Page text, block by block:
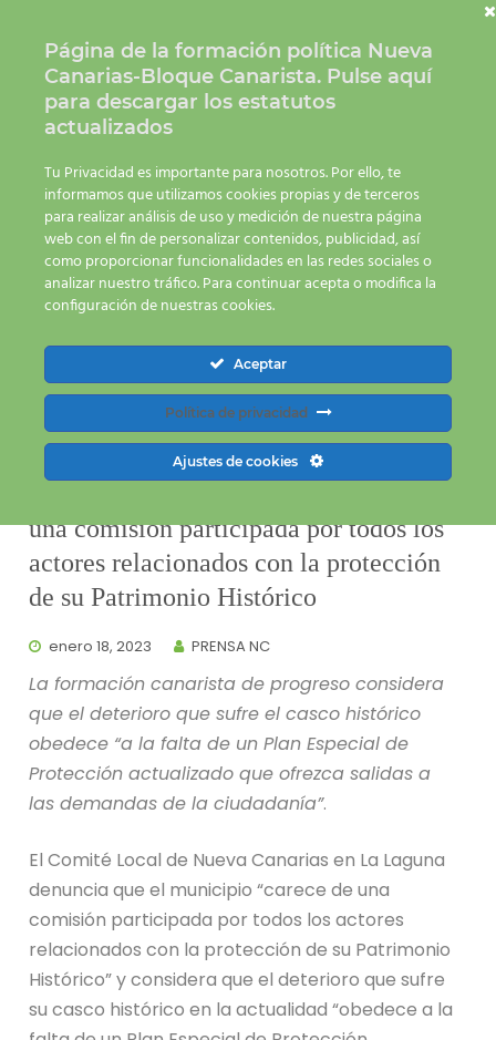
info@nuevacanariasbc.org
una comisión participada por todos los
actores relacionados con la protección
de su Patrimonio Histórico
enero 18, 2023 PRENSA NC
La formación canarista de progreso considera
que el deterioro que sufre el casco histórico
obedece “a la falta de un Plan Especial de
Protección actualizado que ofrezca salidas a
las demandas de la ciudadanía”.
El Comité Local de Nueva Canarias en La Laguna
denuncia que el municipio “carece de una
comisión participada por todos los actores
relacionados con la protección de su Patrimonio
Histórico” y considera que el deterioro que sufre
su casco histórico en la actualidad “obedece a la
Página de la formación política Nueva
Canarias-Bloque Canarista. Pulse aquí
para descargar los estatutos
actualizados
Tu Privacidad es importante para nosotros. Por ello, te
informamos que utilizamos cookies propias y de terceros
para realizar análisis de uso y medición de nuestra página
web con el fin de personalizar contenidos, publicidad, así
como proporcionar funcionalidades en las redes sociales o
analizar nuestro tráfico. Para continuar acepta o modifica la
configuración de nuestras cookies.
Aceptar
Política de privacidad
Ajustes de cookies